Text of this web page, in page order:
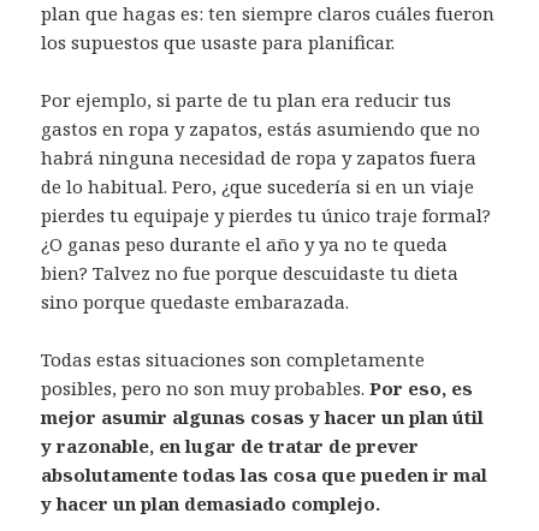
plan que hagas es: ten siempre claros cuáles fueron
los supuestos que usaste para planificar.
Por ejemplo, si parte de tu plan era reducir tus
gastos en ropa y zapatos, estás asumiendo que no
habrá ninguna necesidad de ropa y zapatos fuera
de lo habitual. Pero, ¿que sucedería si en un viaje
pierdes tu equipaje y pierdes tu único traje formal?
¿O ganas peso durante el año y ya no te queda
bien? Talvez no fue porque descuidaste tu dieta
sino porque quedaste embarazada.
Todas estas situaciones son completamente
posibles, pero no son muy probables.Por eso, es
mejor asumir algunas cosas y hacer un plan útil
y razonable, en lugar de tratar de prever
absolutamente todas las cosa que pueden ir mal
y hacer un plan demasiado complejo.